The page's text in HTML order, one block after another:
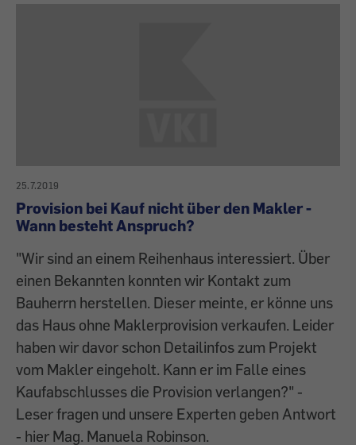
25.7.2019
Provision bei Kauf nicht über den Makler -
Wann besteht Anspruch?
"Wir sind an einem Reihenhaus interessiert. Über
einen Bekannten konnten wir Kontakt zum
Bauherrn herstellen. Dieser meinte, er könne uns
das Haus ohne Maklerprovision verkaufen. Leider
haben wir davor schon Detailinfos zum Projekt
vom Makler eingeholt. Kann er im Falle eines
Kaufabschlusses die Provision verlangen?" -
Leser fragen und unsere Experten geben Antwort
- hier Mag. Manuela Robinson.